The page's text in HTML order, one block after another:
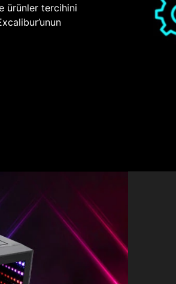
ürünler tercihini